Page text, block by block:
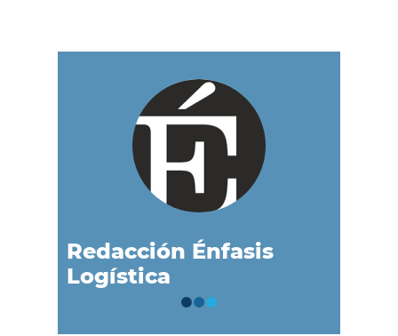
Redacción Énfasis
Logística